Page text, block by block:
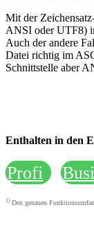
Mit der
ANSI oder UTF8)
Auch der andere
Datei richtig im
Schnittstelle aber
Enthalten in den
Profi
1) Den genauen